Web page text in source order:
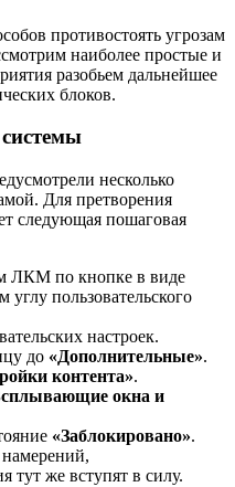
противостоять угрозам
наиболее простые и
разобьем дальнейшее
блоков.
несколько
Для претворения
следующая пошаговая
ЛКМ по кнопке в виде
углу пользовательского
настроек.
до «Дополнительные».
контента».
окна и
«Заблокировано».
тут же вступят в силу.